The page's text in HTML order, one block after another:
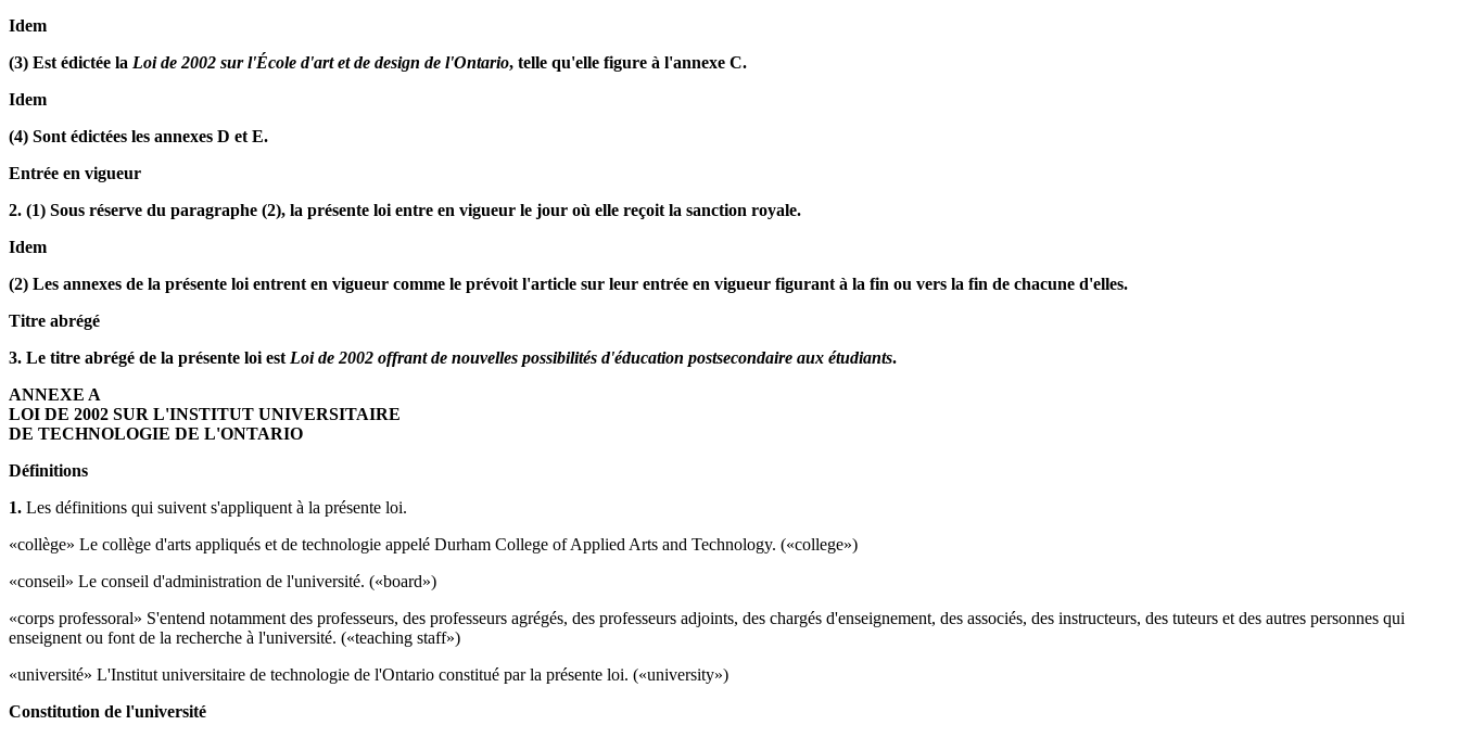
Idem
(3) Est édictée la Loi de 2002 sur l'École d'art et de design de l'Ontario, telle qu'elle figure à l'annexe C.
Idem
(4) Sont édictées les annexes D et E.
Entrée en vigueur
2. (1) Sous réserve du paragraphe (2), la présente loi entre en vigueur le jour où elle reçoit la sanction royale.
Idem
(2) Les annexes de la présente loi entrent en vigueur comme le prévoit l'article sur leur entrée en vigueur figurant à la fin ou vers la fin de chacune d'elles.
Titre abrégé
3. Le titre abrégé de la présente loi est Loi de 2002 offrant de nouvelles possibilités d'éducation postsecondaire aux étudiants.
ANNEXE A
LOI DE 2002 SUR L'INSTITUT UNIVERSITAIRE
DE TECHNOLOGIE DE L'ONTARIO
Définitions
1. Les définitions qui suivent s'appliquent à la présente loi.
«collège» Le collège d'arts appliqués et de technologie appelé Durham College of Applied Arts and Technology. («college»)
«conseil» Le conseil d'administration de l'université. («board»)
«corps professoral» S'entend notamment des professeurs, des professeurs agrégés, des professeurs adjoints, des chargés d'enseignement, des associés, des instructeurs, des tuteurs et des autres personnes qui
enseignent ou font de la recherche à l'université. («teaching staff»)
«université» L'Institut universitaire de technologie de l'Ontario constitué par la présente loi. («university»)
Constitution de l'université